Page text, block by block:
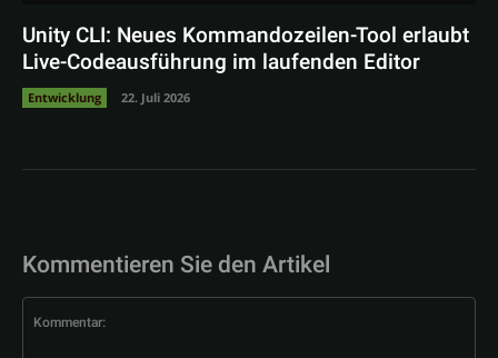
Unity CLI: Neues Kommandozeilen-Tool erlaubt
Live-Codeausführung im laufenden Editor
Entwicklung 22. Juli 2026
Kommentieren Sie den Artikel